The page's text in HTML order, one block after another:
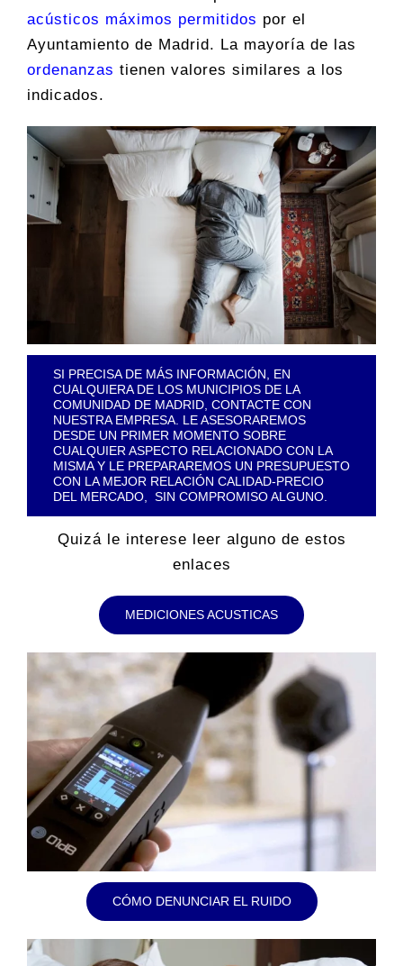
acústicos máximos permitidos por el
Ayuntamiento de Madrid. La mayoría de las
ordenanzas tienen valores similares a los
indicados.
SI PRECISA DE MÁS INFORMACIÓN, EN
CUALQUIERA DE LOS MUNICIPIOS DE LA
COMUNIDAD DE MADRID, CONTACTE CON
NUESTRA EMPRESA. LE ASESORAREMOS
DESDE UN PRIMER MOMENTO SOBRE
CUALQUIER ASPECTO RELACIONADO CON LA
MISMA Y LE PREPARAREMOS UN PRESUPUESTO
CON LA MEJOR RELACIÓN CALIDAD-PRECIO
DEL MERCADO, SIN COMPROMISO ALGUNO.
Quizá le interese leer alguno de estos
enlaces
MEDICIONES ACUSTICAS
CÓMO DENUNCIAR EL RUIDO